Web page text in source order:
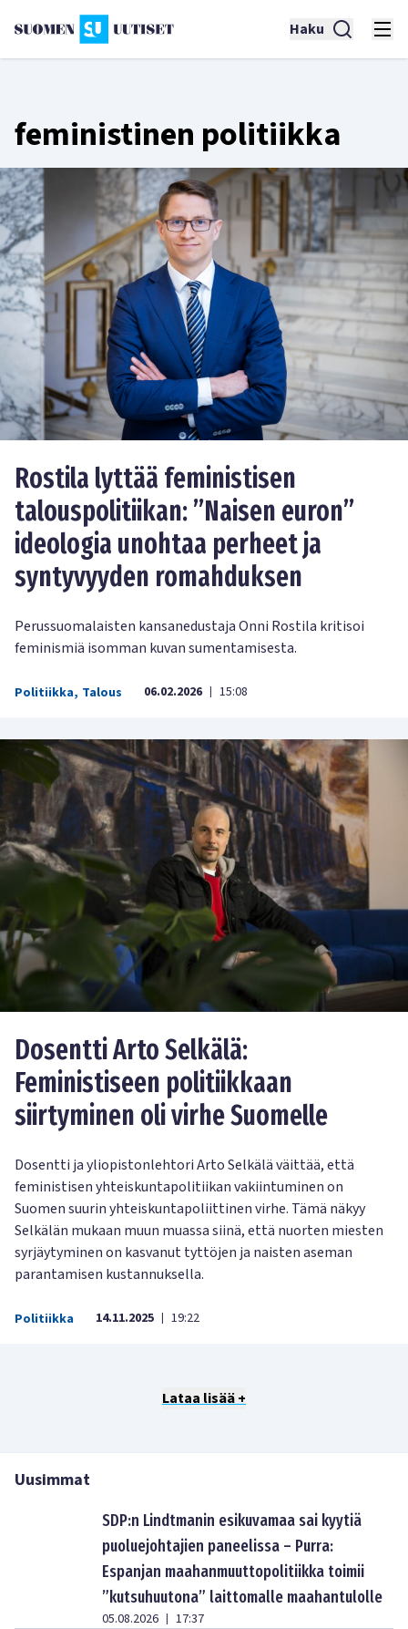
Haku
feministinen politiikka
Rostila lyttää feministisen
talouspolitiikan: ”Naisen euron”
ideologia unohtaa perheet ja
syntyvyyden romahduksen
Perussuomalaisten kansanedustaja Onni Rostila kritisoi
feminismiä isomman kuvan sumentamisesta.
Politiikka, Talous 06.02.2026 | 15:08
Dosentti Arto Selkälä:
Feministiseen politiikkaan
siirtyminen oli virhe Suomelle
Dosentti ja yliopistonlehtori Arto Selkälä väittää, että
feministisen yhteiskuntapolitiikan vakiintuminen on
Suomen suurin yhteiskuntapoliittinen virhe. Tämä näkyy
Selkälän mukaan muun muassa siinä, että nuorten miesten
syrjäytyminen on kasvanut tyttöjen ja naisten aseman
parantamisen kustannuksella.
Politiikka 14.11.2025 | 19:22
Lataa lisää +
Uusimmat
SDP:n Lindtmanin esikuvamaa sai kyytiä
puoluejohtajien paneelissa – Purra:
Espanjan maahanmuuttopolitiikka toimii
”kutsuhuutona” laittomalle maahantulolle
05.08.2026 | 17:37